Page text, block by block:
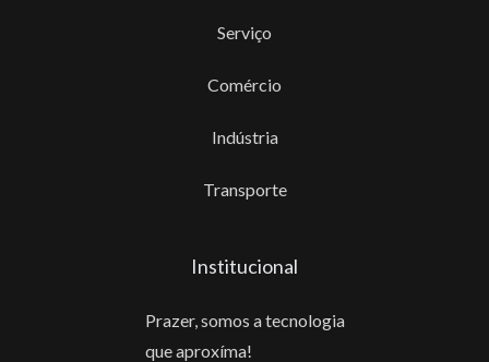
Serviço
Comércio
Indústria
Transporte
Institucional
Prazer, somos a tecnologia
que aproxíma!